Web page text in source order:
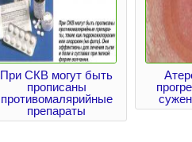
При СКВ могут быть
прописаны
противомалярийные
препараты